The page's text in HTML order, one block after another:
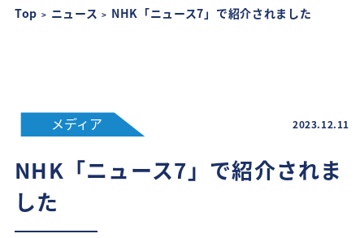
Top ニュース NHK「ニュース7」で紹介されました
メディア 2023.12.11
NHK「ニュース7」で紹介されま
した